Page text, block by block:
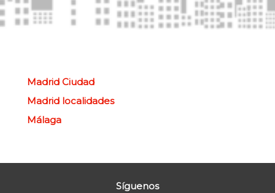
Madrid Ciudad
Madrid localidades
Málaga
Síguenos